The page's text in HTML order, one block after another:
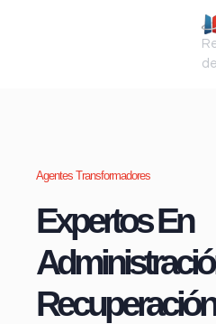
Agentes Transformadores
Expertos En